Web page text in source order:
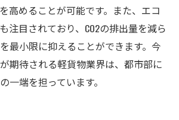
高めることが可能です。また、エコ
注目されており、CO2の排出量を減ら
最小限に抑えることができます。今
期待される軽貨物業界は、都市部に
一端を担っています。